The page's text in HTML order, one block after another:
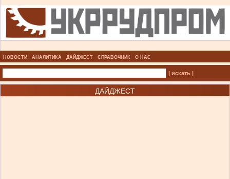
НОВОСТИ АНАЛИТИКА ДАЙДЖЕСТ СПРАВОЧНИК О НАС
| искать |
ДАЙДЖЕСТ